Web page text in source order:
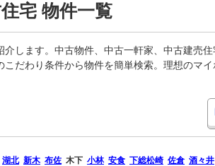
宅 物件一覧
します。中古物件、中古一軒家、中古建売
だわり条件から物件を簡単検索。理想のマ
湖北 新木 布佐 木下 小林 安食 下総松崎 佐倉 酒々井